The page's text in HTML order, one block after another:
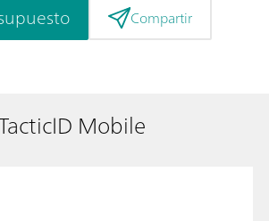
Compartir
Mobile